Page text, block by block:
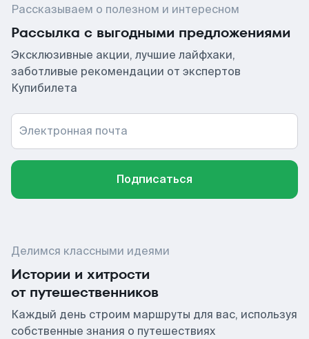
Рассказываем о полезном и интересном
Рассылка с выгодными предложениями
Эксклюзивные акции, лучшие лайфхаки,
заботливые рекомендации от экспертов
Купибилета
Электронная почта
Подписаться
Делимся классными идеями
Истории и хитрости
от путешественников
Каждый день строим маршруты для вас, используя
собственные знания о путешествиях